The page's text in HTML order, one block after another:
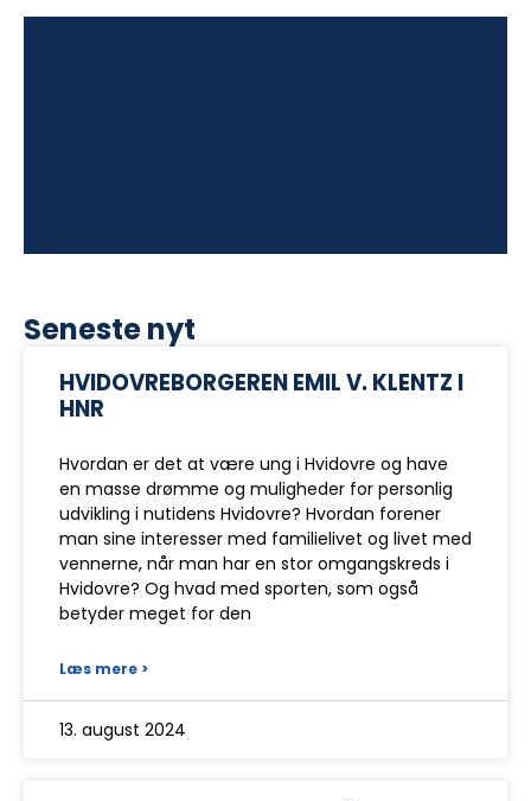
Seneste nyt
HVIDOVREBORGEREN EMIL V. KLENTZ I
HNR
Hvordan er det at være ung i Hvidovre og have
en masse drømme og muligheder for personlig
udvikling i nutidens Hvidovre? Hvordan forener
man sine interesser med familielivet og livet med
vennerne, når man har en stor omgangskreds i
Hvidovre? Og hvad med sporten, som også
betyder meget for den
Læs mere >
13. august 2024